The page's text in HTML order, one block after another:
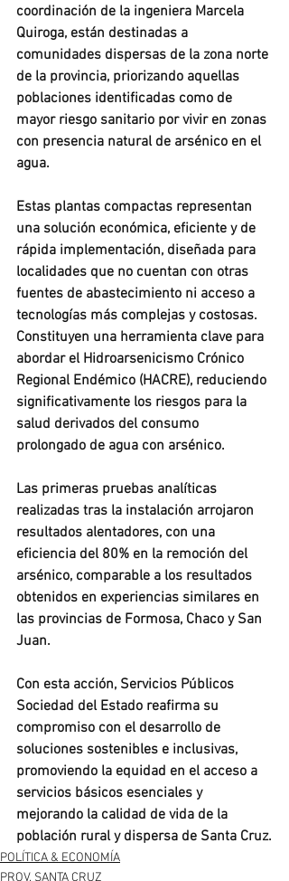
coordinación de la ingeniera Marcela
Quiroga, están destinadas a
comunidades dispersas de la zona norte
de la provincia, priorizando aquellas
poblaciones identificadas como de
mayor riesgo sanitario por vivir en zonas
con presencia natural de arsénico en el
agua.
Estas plantas compactas representan
una solución económica, eficiente y de
rápida implementación, diseñada para
localidades que no cuentan con otras
fuentes de abastecimiento ni acceso a
tecnologías más complejas y costosas.
Constituyen una herramienta clave para
abordar el Hidroarsenicismo Crónico
Regional Endémico (HACRE), reduciendo
significativamente los riesgos para la
salud derivados del consumo
prolongado de agua con arsénico.
Las primeras pruebas analíticas
realizadas tras la instalación arrojaron
resultados alentadores, con una
eficiencia del 80% en la remoción del
arsénico, comparable a los resultados
obtenidos en experiencias similares en
las provincias de Formosa, Chaco y San
Juan.
Con esta acción, Servicios Públicos
Sociedad del Estado reafirma su
compromiso con el desarrollo de
soluciones sostenibles e inclusivas,
promoviendo la equidad en el acceso a
servicios básicos esenciales y
mejorando la calidad de vida de la
población rural y dispersa de Santa Cruz.
POLÍTICA & ECONOMÍA
PROV. SANTA CRUZ